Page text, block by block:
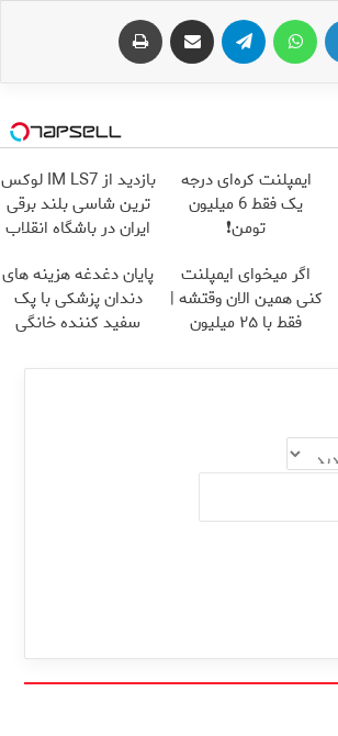
لینکدین تلگرام اشتراک گذاری از طریق ایمیل
ایمپلنت کره‌ای درجه
یک فقط 6 میلیون
تومن❗
بازدید از IM LS7 لوکس
ترین شاسی بلند برقی
ایران در باشگاه انقلاب
اگر میخوای ایمپلنت
کنی همین الان وقتشه |
فقط با ۲۵ میلیون
پایان دغدغه هزینه های
دندان پزشکی با پک
سفید کننده خانگی